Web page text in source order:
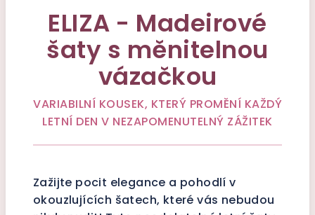
ELIZA - Madeirové
šaty s měnitelnou
vázačkou
VARIABILNÍ KOUSEK, KTERÝ PROMĚNÍ KAŽDÝ
LETNÍ DEN V NEZAPOMENUTELNÝ ZÁŽITEK
Zažijte pocit elegance a pohodlí v
okouzlujících šatech, které vás nebudou